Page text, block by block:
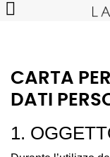
CARTA
DATI
1.